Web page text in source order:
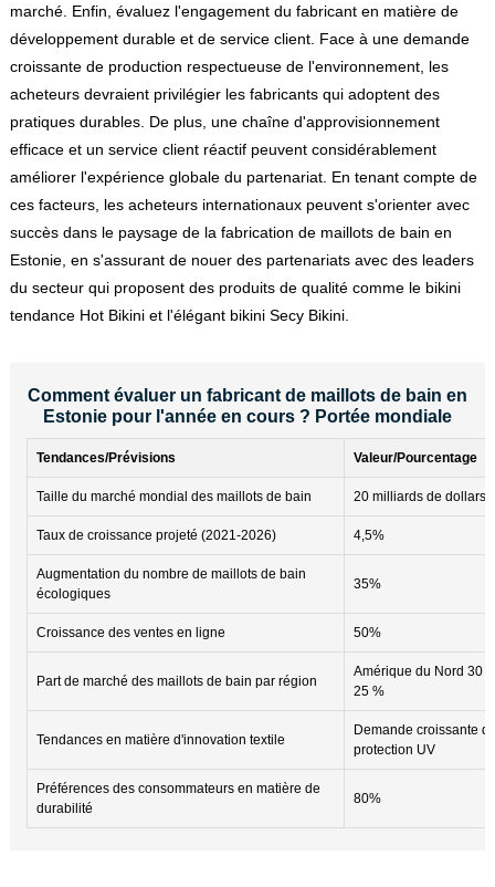
marché. Enfin, évaluez l'engagement du fabricant en matière de
développement durable et de service client. Face à une demande
croissante de production respectueuse de l'environnement, les
acheteurs devraient privilégier les fabricants qui adoptent des
pratiques durables. De plus, une chaîne d'approvisionnement
efficace et un service client réactif peuvent considérablement
améliorer l'expérience globale du partenariat. En tenant compte de
ces facteurs, les acheteurs internationaux peuvent s'orienter avec
succès dans le paysage de la fabrication de maillots de bain en
Estonie, en s'assurant de nouer des partenariats avec des leaders
du secteur qui proposent des produits de qualité comme le bikini
tendance Hot Bikini et l'élégant bikini Secy Bikini.
Comment évaluer un fabricant de maillots de bain en
Estonie pour l'année en cours ? Portée mondiale
Tendances/Prévisions Valeur/Pourcentage
Taille du marché mondial des maillots de bain 20 milliards de dollars
Taux de croissance projeté (2021-2026) 4,5%
Augmentation du nombre de maillots de bain
écologiques
35%
Croissance des ventes en ligne 50%
Part de marché des maillots de bain par région
Amérique du Nord 30
25 %
Tendances en matière d'innovation textile
Demande croissante
protection UV
Préférences des consommateurs en matière de
durabilité
80%